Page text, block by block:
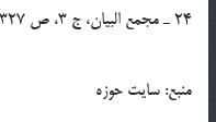
24 ـ مجمع البیان، ج 3، ص 327.
منبع: سایت حوزه